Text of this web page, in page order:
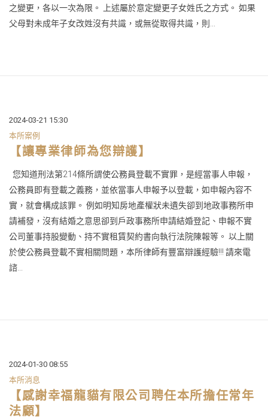
之變更，各以一次為限。 上述屬於意定變更子女姓氏之方式。 如果
父母對未成年子女改姓沒有共識，或無從取得共識，則...
2024-03-21 15:30
本所案例
【讓專業律師為您辯護】
您知道刑法第214條所謂使公務員登載不實罪，是經當事人申報，
公務員即有登載之義務，並依當事人申報予以登載，如申報內容不
實，就會構成該罪。 例如明知房地產權狀未遺失卻到地政事務所申
請補發，沒有結婚之意思卻到戶政事務所申請結婚登記、申報不實
公司董事持股變動、持不實租賃契約書向執行法院陳報等。 以上關
於使公務員登載不實相關問題，本所律師有豐富辯護經驗!!! 請來電
諮...
2024-01-30 08:55
本所消息
【感謝幸福龍貓有限公司聘任本所擔任常年
法顧】